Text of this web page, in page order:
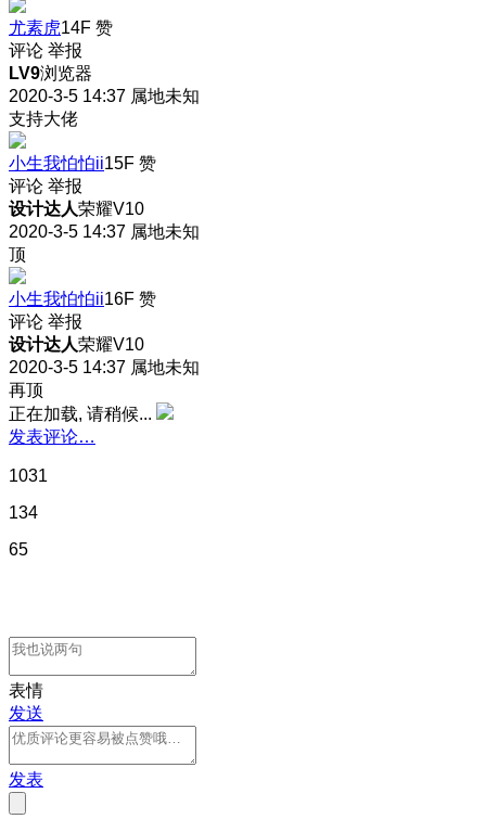
尤素虎14F 赞
评论 举报
LV9浏览器
2020-3-5 14:37 属地未知
支持大佬
小生我怕怕ii15F 赞
评论 举报
设计达人荣耀V10
2020-3-5 14:37 属地未知
顶
小生我怕怕ii16F 赞
评论 举报
设计达人荣耀V10
2020-3-5 14:37 属地未知
再顶
正在加载, 请稍候...
发表评论…
1031
134
65
表情
发送
发表